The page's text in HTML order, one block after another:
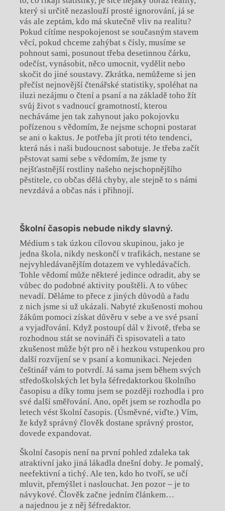
který si určitě nezaslouží prosté ignorování, já se
vás ale zeptám, kdo má skutečně vliv na realitu?
Pokud cítíme nespokojenost se současným stavem
věcí, pokud chceme zahýbat s čísly, musíme se
pohnout sami, posunout třeba desetinnou čárku,
odečíst, vynásobit, něco umocnit, vydělit nebo
skočit do jiné soustavy. Zkrátka, nemůžeme si jen
přečíst nejnovější čtenářské statistiky, spoléhat na
iluzi nezájmu o čtení a psaní a na základě toho žít
svůj život s vadnoucí gramotností, kterou
necháváme jen tak zahynout jako pokojovku
pořízenou s vědomím, že nejsme schopni postarat
se ani o kaktus. Je potřeba jít proti této tendenci,
která nás i naši budoucnost sabotuje. Je třeba začít
pěstovat sami sebe s vědomím, že jsme ty
nejšťastnější rostliny našeho nejschopnějšího
pěstitele, co občas dělá chyby, ale stejně to s námi
nevzdává a občas nás i přihnojí.
Školní časopis nebude nikdy slavný.
Médium s tak úzkou cílovou skupinou, jako je
jedna škola, nikdy neskončí v trafikách, nestane se
nejvyhledávanějším dotazem ve vyhledávačích.
Tohle vědomí může některé jedince odradit, aby se
vůbec do podobné aktivity pouštěli. A to vůbec
nevadí. Děláme to přece z jiných důvodů a řadu
z nich jsme si už ukázali. Nabyté zkušenosti mohou
žákům pomoci získat důvěru v sebe a ve své psaní
a vyjadřování. Když postoupí dál v životě, třeba se
rozhodnou stát se novináři či spisovateli a tato
zkušenost může být pro ně i hezkou vstupenkou pro
další rozvíjení se v psaní a komunikaci. Nejeden
češtinář vám to potvrdí. Já sama jsem během svých
středoškolských let byla šéfredaktorkou školního
časopisu a díky tomu jsem se později rozhodla i pro
své další směřování. Ano, opět jsem se rozhodla po
letech vést školní časopis. (Úsměvné, viďte.) Vím,
že když správný člověk dostane správný prostor,
dovede expandovat.
Školní časopis není na první pohled zdaleka tak
atraktivní jako jiná lákadla dnešní doby. Je pomalý,
neefektivní a tichý. Ale ten, kdo ho tvoří, se učí
mluvit, přemýšlet i naslouchat. Jen pozor – je to
návykové. Člověk začne jedním článkem…
a najednou je z něj šéfredaktor.